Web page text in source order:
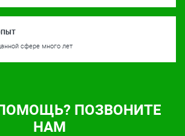
сфере много лет
ПОЗВОНИТЕ
НАМ